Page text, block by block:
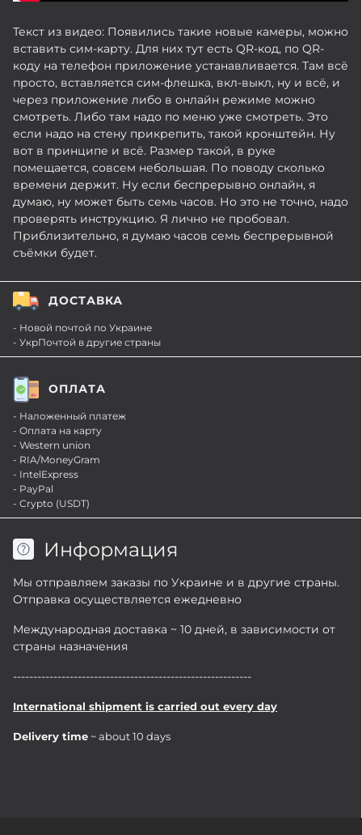
Текст из видео: Появились такие новые камеры, можно
вставить сим-карту. Для них тут есть QR-код, по QR-
коду на телефон приложение устанавливается. Там всё
просто, вставляется сим-флешка, вкл-выкл, ну и всё, и
через приложение либо в онлайн режиме можно
смотреть. Либо там надо по меню уже смотреть. Это
если надо на стену прикрепить, такой кронштейн. Ну
вот в принципе и всё. Размер такой, в руке
помещается, совсем небольшая. По поводу сколько
времени держит. Ну если беспрерывно онлайн, я
думаю, ну может быть семь часов. Но это не точно, надо
проверять инструкцию. Я лично не пробовал.
Приблизительно, я думаю часов семь беспрерывной
съёмки будет.
ДОСТАВКА
- Новой почтой по Украине
- УкрПочтой в другие страны
ОПЛАТА
- Наложенный платеж
- Оплата на карту
- Western union
- RIA/MoneyGram
- IntelExpress
- PayPal
- Crypto (USDT)
Информация
Мы отправляем заказы по Украине и в другие страны.
Отправка осуществляется ежедневно
Международная доставка ~ 10 дней, в зависимости от
страны назначения
-----------------------------------------------------------
International shipment is carried out every day
Delivery time ~ about 10 days